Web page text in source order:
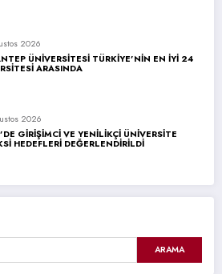
2026
ÜNİVERSİTESİ TÜRKİYE’NİN EN İYİ 24
ARASINDA
2026
GİRİŞİMCİ VE YENİLİKÇİ ÜNİVERSİTE
HEDEFLERİ DEĞERLENDİRİLDİ
ARAMA